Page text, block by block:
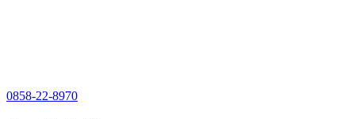
0858-22-8970